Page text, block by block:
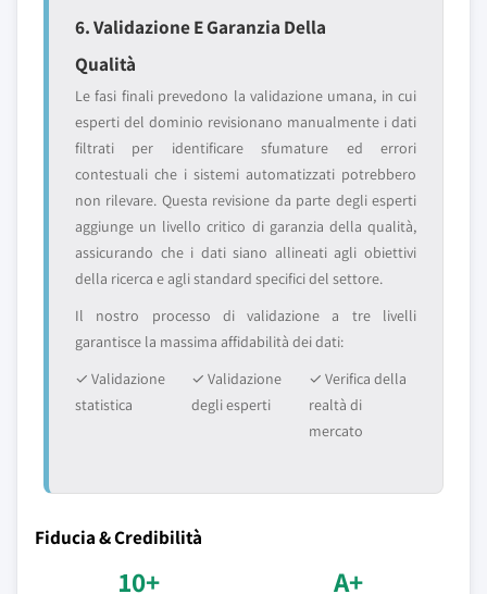
6. Validazione E Garanzia Della
Qualità
Le fasi finali prevedono la validazione umana, in cui
esperti del dominio revisionano manualmente i dati
filtrati per identificare sfumature ed errori
contestuali che i sistemi automatizzati potrebbero
non rilevare. Questa revisione da parte degli esperti
aggiunge un livello critico di garanzia della qualità,
assicurando che i dati siano allineati agli obiettivi
della ricerca e agli standard specifici del settore.
Il nostro processo di validazione a tre livelli
garantisce la massima affidabilità dei dati:
✓ Validazione
statistica
✓ Validazione
degli esperti
✓ Verifica della
realtà di
mercato
Fiducia & Credibilità
10+ A+